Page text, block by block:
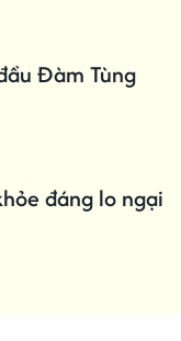
Đàm Tùng
đáng lo ngại